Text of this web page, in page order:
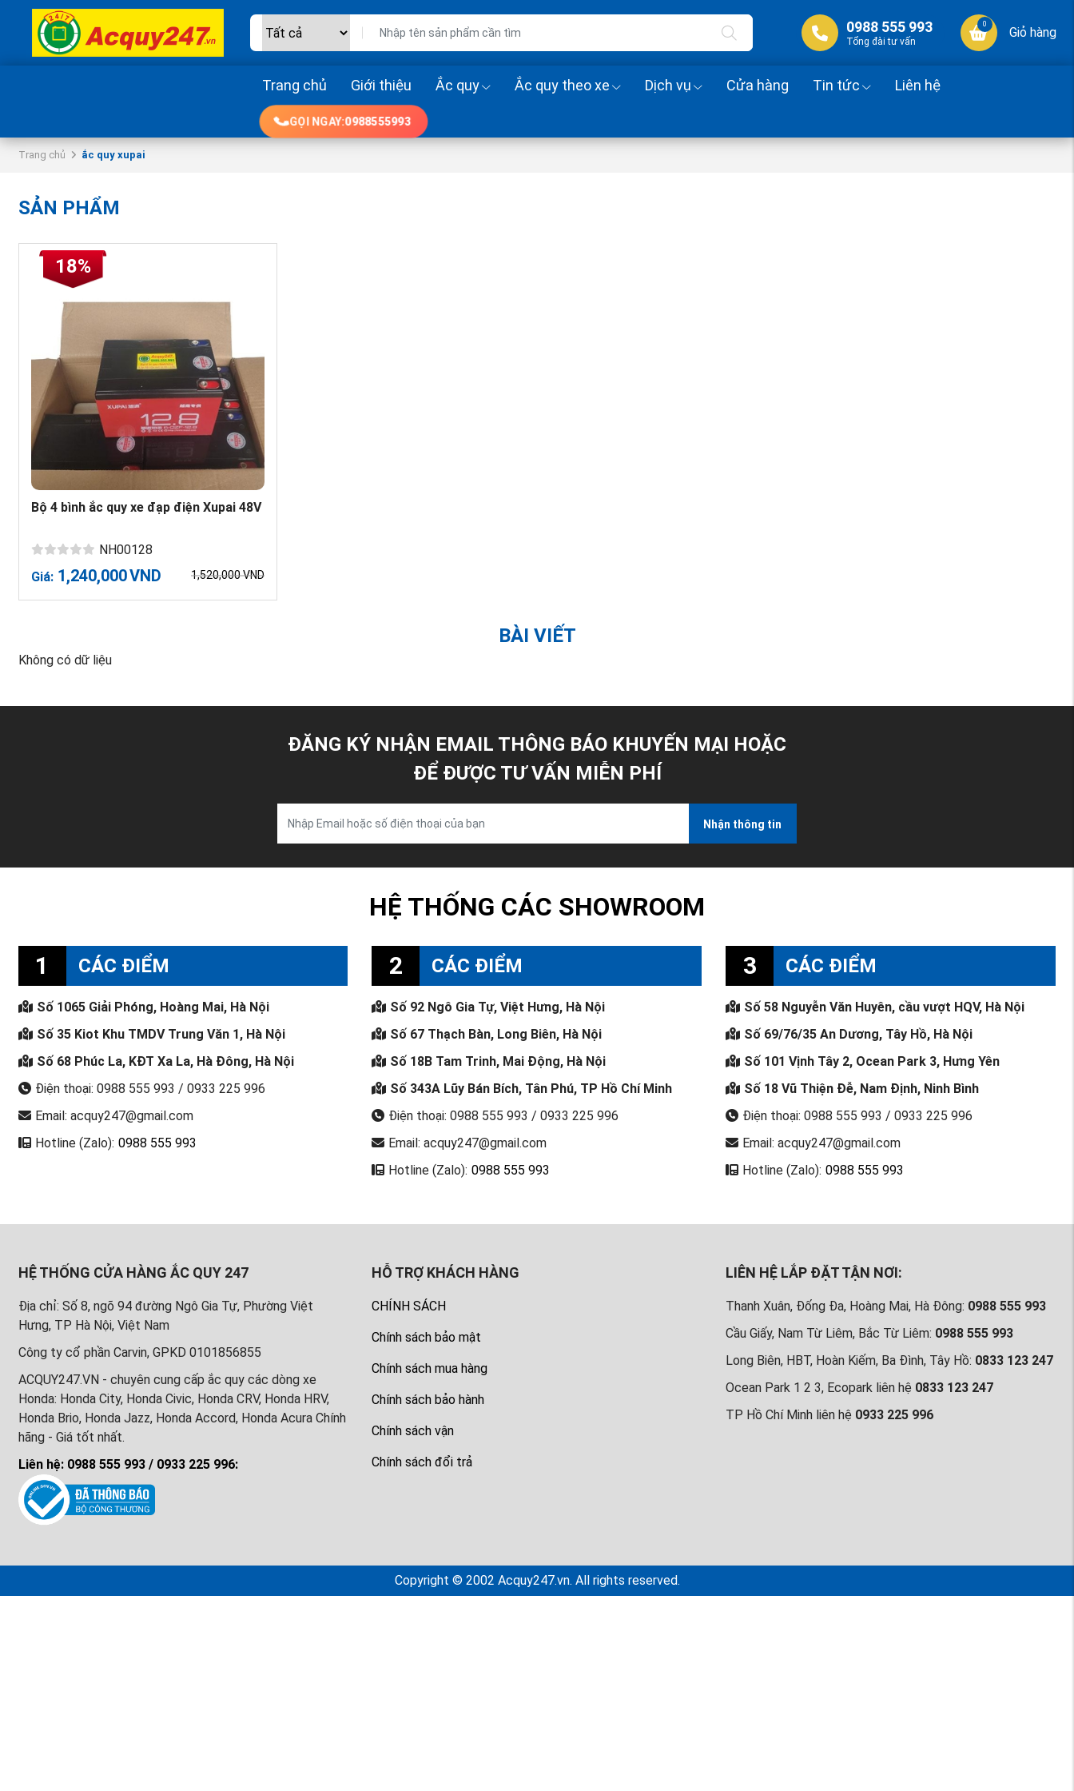
0988 555 993
Tổng đài tư vấn
0
Giỏ hàng
Trang chủ Giới thiệu Ắc quy Ắc quy theo xe Dịch vụ Cửa hàng Tin tức Liên hệ
GỌI NGAY:0988555993
Trang chủ ắc quy xupai
SẢN PHẨM
18%
Bộ 4 bình ắc quy xe đạp điện Xupai 48V
NH00128
Giá: 1,240,000VND 1,520,000VND
BÀI VIẾT
Không có dữ liệu
ĐĂNG KÝ NHẬN EMAIL THÔNG BÁO KHUYẾN MẠI HOẶC
ĐỂ ĐƯỢC TƯ VẤN MIỄN PHÍ
Nhận thông tin
HỆ THỐNG CÁC SHOWROOM
1 CÁC ĐIỂM
Số 1065 Giải Phóng, Hoàng Mai, Hà Nội
Số 35 Kiot Khu TMDV Trung Văn 1, Hà Nội
Số 68 Phúc La, KĐT Xa La, Hà Đông, Hà Nội
Điện thoại: 0988 555 993 / 0933 225 996
Email: acquy247@gmail.com
Hotline (Zalo): 0988 555 993
2 CÁC ĐIỂM
Số 92 Ngô Gia Tự, Việt Hưng, Hà Nội
Số 67 Thạch Bàn, Long Biên, Hà Nội
Số 18B Tam Trinh, Mai Động, Hà Nội
Số 343A Lũy Bán Bích, Tân Phú, TP Hồ Chí Minh
Điện thoại: 0988 555 993 / 0933 225 996
Email: acquy247@gmail.com
Hotline (Zalo): 0988 555 993
3 CÁC ĐIỂM
Số 58 Nguyễn Văn Huyên, cầu vượt HQV, Hà Nội
Số 69/76/35 An Dương, Tây Hồ, Hà Nội
Số 101 Vịnh Tây 2, Ocean Park 3, Hưng Yên
Số 18 Vũ Thiện Đễ, Nam Định, Ninh Bình
Điện thoại: 0988 555 993 / 0933 225 996
Email: acquy247@gmail.com
Hotline (Zalo): 0988 555 993
HỆ THỐNG CỬA HÀNG ẮC QUY 247
Địa chỉ: Số 8, ngõ 94 đường Ngô Gia Tự, Phường Việt
Hưng, TP Hà Nội, Việt Nam
Công ty cổ phần Carvin, GPKD 0101856855
ACQUY247.VN - chuyên cung cấp ắc quy các dòng xe
Honda: Honda City, Honda Civic, Honda CRV, Honda HRV,
Honda Brio, Honda Jazz, Honda Accord, Honda Acura Chính
hãng - Giá tốt nhất.
Liên hệ: 0988 555 993 / 0933 225 996:
HỖ TRỢ KHÁCH HÀNG
CHÍNH SÁCH
Chính sách bảo mật
Chính sách mua hàng
Chính sách bảo hành
Chính sách vận
Chính sách đổi trả
LIÊN HỆ LẮP ĐẶT TẬN NƠI:
Thanh Xuân, Đống Đa, Hoàng Mai, Hà Đông: 0988 555 993
Cầu Giấy, Nam Từ Liêm, Bắc Từ Liêm: 0988 555 993
Long Biên, HBT, Hoàn Kiếm, Ba Đình, Tây Hồ: 0833 123 247
Ocean Park 1 2 3, Ecopark liên hệ 0833 123 247
TP Hồ Chí Minh liên hệ 0933 225 996
Copyright © 2002 Acquy247.vn. All rights reserved.